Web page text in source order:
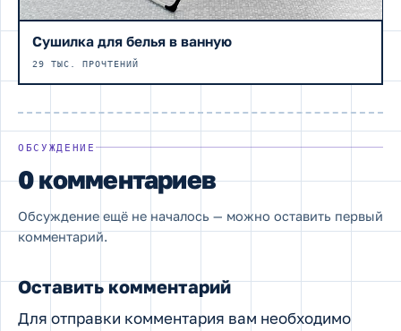
Сушилка для белья в ванную
29 ТЫС. ПРОЧТЕНИЙ
ОБСУЖДЕНИЕ
0 комментариев
Обсуждение ещё не началось — можно оставить первый
комментарий.
Оставить комментарий
Для отправки комментария вам необходимо